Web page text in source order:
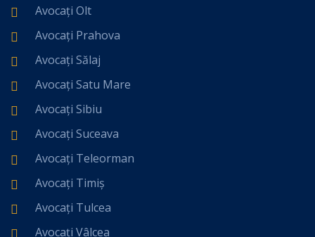
Avocați Olt
Avocați Prahova
Avocați Sălaj
Avocați Satu Mare
Avocați Sibiu
Avocați Suceava
Avocați Teleorman
Avocați Timiș
Avocați Tulcea
Avocați Vâlcea